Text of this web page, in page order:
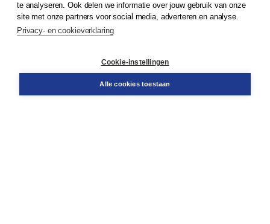
Klantenservice
Service & informatie
Contact
te analyseren. Ook delen we informatie over jouw gebruik van onze
site met onze partners voor social media, adverteren en analyse.
Privacy- en cookieverklaring
Cookie-instellingen
Alle cookies toestaan